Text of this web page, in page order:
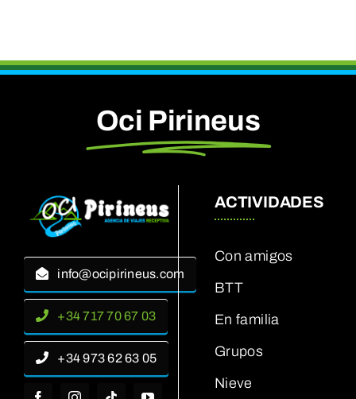
Oci Pirineus
info@ocipirineus.com
+34 717 70 67 03
+34 973 62 63 05
ACTIVIDADES
Con amigos
BTT
En familia
Grupos
Nieve